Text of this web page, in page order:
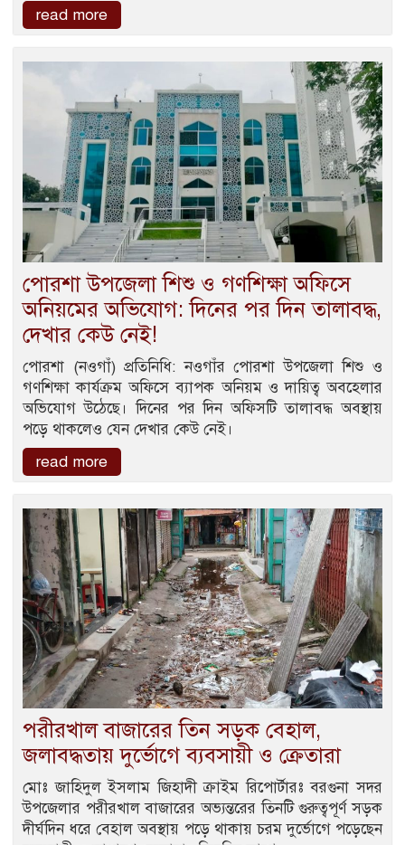
read more
পোরশা উপজেলা শিশু ও গণশিক্ষা অফিসে
অনিয়মের অভিযোগ: দিনের পর দিন তালাবদ্ধ,
দেখার কেউ নেই!
পোরশা (নওগাঁ) প্রতিনিধি: ​নওগাঁর পোরশা উপজেলা শিশু ও
গণশিক্ষা কার্যক্রম অফিসে ব্যাপক অনিয়ম ও দায়িত্ব অবহেলার
অভিযোগ উঠেছে। দিনের পর দিন অফিসটি তালাবদ্ধ অবস্থায়
পড়ে থাকলেও যেন দেখার কেউ নেই।
read more
পরীরখাল বাজারের তিন সড়ক বেহাল,
জলাবদ্ধতায় দুর্ভোগে ব্যবসায়ী ও ক্রেতারা
মোঃ জাহিদুল ইসলাম জিহাদী ক্রাইম রিপোর্টারঃ বরগুনা সদর
উপজেলার পরীরখাল বাজারের অভ্যন্তরের তিনটি গুরুত্বপূর্ণ সড়ক
দীর্ঘদিন ধরে বেহাল অবস্থায় পড়ে থাকায় চরম দুর্ভোগে পড়েছেন